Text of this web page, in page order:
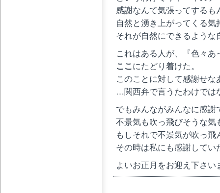
感謝なんて気張ってするも
自然と湧き上がってくる気
それが自然にできるよう
これはある人が、『色々
ここ にたどり着けた。
このことに対して感謝せ
…関西弁で言うたわけでは
でもみんながみんなに感
不景気も吹っ飛びそうな
もしそれで不景気が吹っ飛
その時は私にも感謝して
よいお正月をお迎え下さい